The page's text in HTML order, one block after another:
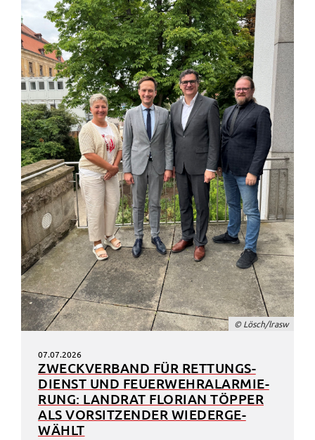
© Lösch/lrasw
07.07.2026
ZWECK­VER­BAND FÜR RETTUNGS­
DIENST UND FEUER­WEHR­ALAR­MIE­
RUNG: LAND­RAT FLORI­AN TÖPPER
ALS VORSIT­ZEN­DER WIEDER­GE­
WÄHLT